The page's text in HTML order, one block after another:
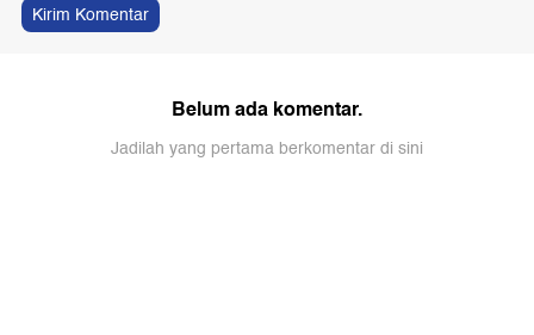
Kirim Komentar
Belum ada komentar.
Jadilah yang pertama berkomentar di sini